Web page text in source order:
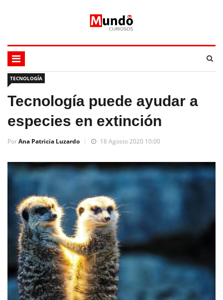
TECNOLOGÍA
Tecnología puede ayudar a
especies en extinción
PorAna Patricia Luzardo 18 Agosto 2020 10:00